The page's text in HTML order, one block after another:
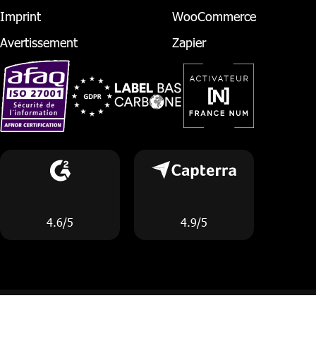
Imprint
Avertissement
WooCommerce
Zapier
4.6/5 4.9/5